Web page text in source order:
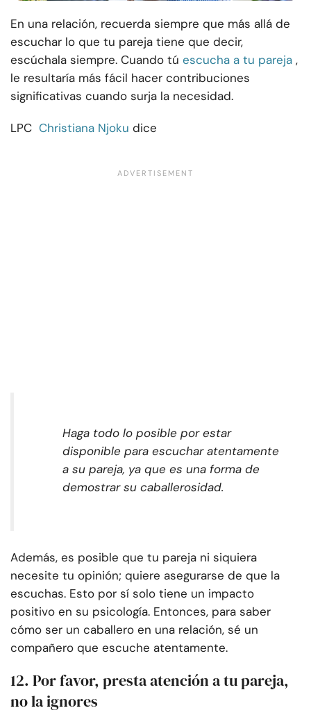
En una relación, recuerda siempre que más allá de
escuchar lo que tu pareja tiene que decir,
escúchala siempre. Cuando tú escucha a tu pareja ,
le resultaría más fácil hacer contribuciones
significativas cuando surja la necesidad.
LPC Christiana Njoku dice
Haga todo lo posible por estar
disponible para escuchar atentamente
a su pareja, ya que es una forma de
demostrar su caballerosidad.
Además, es posible que tu pareja ni siquiera
necesite tu opinión; quiere asegurarse de que la
escuchas. Esto por sí solo tiene un impacto
positivo en su psicología. Entonces, para saber
cómo ser un caballero en una relación, sé un
compañero que escuche atentamente.
12. Por favor, presta atención a tu pareja,
no la ignores